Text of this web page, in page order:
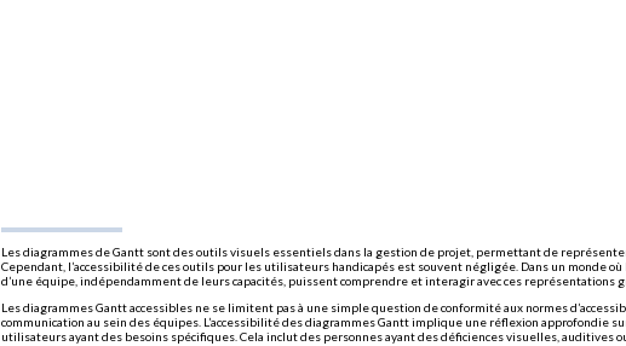
Les diagrammes de Gantt sont des outils visuels essentiels dans la gestion de projet, permettant de
Cependant, l’accessibilité de ces outils pour les utilisateurs handicapés est souvent négligée. Dans un monde
d’une équipe, indépendamment de leurs capacités, puissent comprendre et interagir avec ces représentations
Les diagrammes Gantt accessibles ne se limitent pas à une simple question de conformité aux normes
communication au sein des équipes. L’accessibilité des diagrammes Gantt implique une réflexion
utilisateurs ayant des besoins spécifiques. Cela inclut des personnes ayant des déficiences visuelles, auditives